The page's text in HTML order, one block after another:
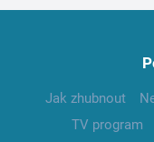
Jak zhubnout
TV program